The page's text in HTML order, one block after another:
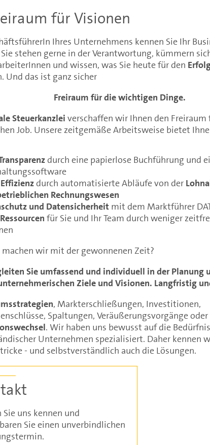
für Visionen
Ihres Unternehmens kennen Sie Ihr
stehen gerne in der Verantwortung, kümmern
und wissen, was Sie heute für den
Und das ist ganz sicher
Freiraum für die wichtigen Dinge.
Steuerkanzlei verschaffen wir Ihnen den Freiraum
Job. Unsere zeitgemäße Arbeitsweise bietet
durch eine papierlose Buchführung und
Effizienzdurch automatisierte Abläufe von der
Rechnungswesen
und Datensicherheitmit dem Marktführer
Ressourcen für Sie und Ihr Team durch weniger
machen wir mit der gewonnenen Zeit?
Sie umfassend und individuell in der Planung
Ziele und Visionen. Langfristig
, Markterschließungen, Investitionen,
Spaltungen, Veräußerungsvorgänge oder
. Wir haben uns bewusst auf die
Unternehmen spezialisiert. Daher kennen
- und selbstverständlich auch die Lösungen.
Sie uns kennen und
Sie einen unverbindlichen